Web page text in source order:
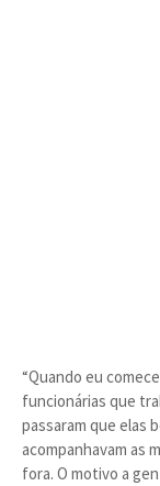
“Quando eu
funcionárias que
passaram que elas
acompanhavam as
fora. O motivo a